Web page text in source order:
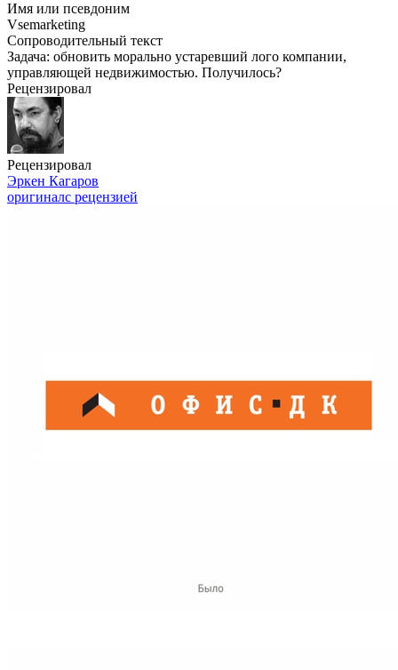
Имя или псевдоним
Vsemarketing
Сопроводительный текст
Задача: обновить морально устаревший лого компании,
управляющей недвижимостью. Получилось?
Рецензировал
Рецензировал
Эркен Кагаров
оригиналс рецензией